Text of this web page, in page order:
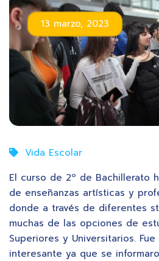
13 marzo, 2023
Vida Escolar
El curso de 2º de Bachillerato
de enseñanzas artísticas y
donde a través de diferentes
muchas de las opciones de
Superiores y Universitarios.
interesante ya que se